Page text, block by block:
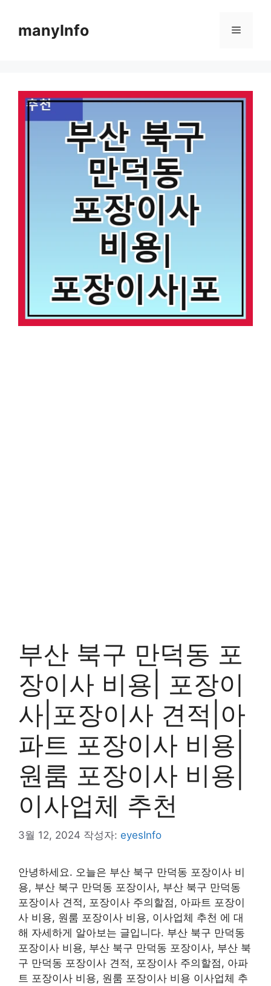
manyInfo 메
부산 북구 만덕동 포
장이사 비용| 포장이
사|포장이사 견적|아
파트 포장이사 비용|
원룸 포장이사 비용|
이사업체 추천
3월 12, 2024 작성자: eyesInfo
안녕하세요. 오늘은 부산 북구 만덕동 포장이사 비
용, 부산 북구 만덕동 포장이사, 부산 북구 만덕동
포장이사 견적, 포장이사 주의할점, 아파트 포장이
사 비용, 원룸 포장이사 비용, 이사업체 추천 에 대
해 자세하게 알아보는 글입니다. 부산 북구 만덕동
포장이사 비용, 부산 북구 만덕동 포장이사, 부산 북
구 만덕동 포장이사 견적, 포장이사 주의할점, 아파
트 포장이사 비용, 원룸 포장이사 비용 이사업체 추